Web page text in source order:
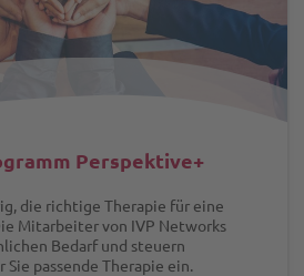
Perspektive+
die richtige Therapie für eine
Mitarbeiter von IVP Networks
Bedarf und steuern
passende Therapie ein.